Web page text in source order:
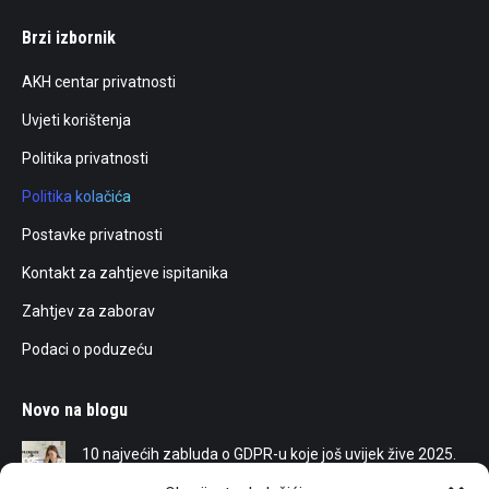
opens
in
window
opens
in
window
opens
window
in
Brzi izbornik
AKH centar privatnosti
Uvjeti korištenja
Politika privatnosti
Politika kolačića
Postavke privatnosti
Kontakt za zahtjeve ispitanika
Zahtjev za zaborav
Podaci o poduzeću
Novo na blogu
10 najvećih zabluda o GDPR-u koje još uvijek žive 2025.